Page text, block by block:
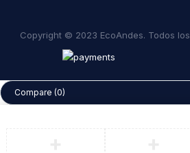
Copyright © 2023 EcoAndes. Todos
Compare (0)